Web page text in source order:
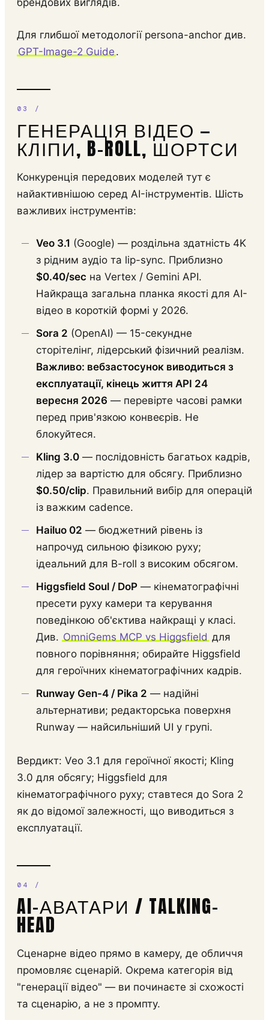
брендових виглядів.
Для глибшої методології persona-anchor див.
GPT-Image-2 Guide.
ГЕНЕРАЦІЯ ВІДЕО —
КЛІПИ, B-ROLL, ШОРТСИ
Конкуренція передових моделей тут є
найактивнішою серед AI-інструментів. Шість
важливих інструментів:
Veo 3.1 (Google) — роздільна здатність 4K
з рідним аудіо та lip-sync. Приблизно
$0.40/sec на Vertex / Gemini API.
Найкраща загальна планка якості для AI-
відео в короткій формі у 2026.
Sora 2 (OpenAI) — 15-секундне
сторітелінг, лідерський фізичний реалізм.
Важливо: вебзастосунок виводиться з
експлуатації, кінець життя API 24
вересня 2026 — перевірте часові рамки
перед прив'язкою конвеєрів. Не
блокуйтеся.
Kling 3.0 — послідовність багатьох кадрів,
лідер за вартістю для обсягу. Приблизно
$0.50/clip. Правильний вибір для операцій
із важким cadence.
Hailuo 02 — бюджетний рівень із
напрочуд сильною фізикою руху;
ідеальний для B-roll з високим обсягом.
Higgsfield Soul / DoP — кінематографічні
пресети руху камери та керування
поведінкою об'єктива найкращі у класі.
Див. OmniGems MCP vs Higgsfield для
повного порівняння; обирайте Higgsfield
для героїчних кінематографічних кадрів.
Runway Gen-4 / Pika 2 — надійні
альтернативи; редакторська поверхня
Runway — найсильніший UI у групі.
Вердикт: Veo 3.1 для героїчної якості; Kling
3.0 для обсягу; Higgsfield для
кінематографічного руху; ставтеся до Sora 2
як до відомої залежності, що виводиться з
експлуатації.
AI-АВАТАРИ / TALKING-
HEAD
Сценарне відео прямо в камеру, де обличчя
промовляє сценарій. Окрема категорія від
"генерації відео" — ви починаєте зі схожості
та сценарію, а не з промпту.